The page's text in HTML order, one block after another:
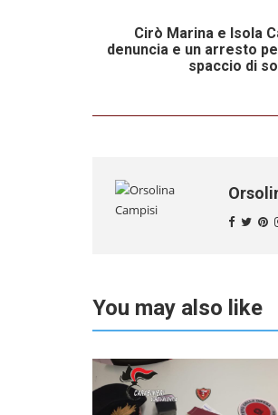
Cirò Marina e Isola
denuncia e un arresto
spaccio di
You may also like